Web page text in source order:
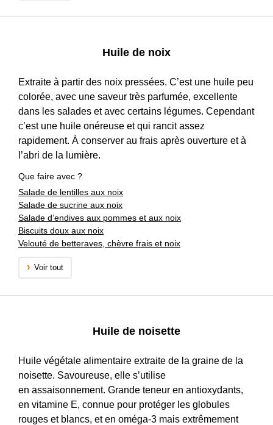
Huile de noix
Extraite à partir des noix pressées. C’est une huile peu
colorée, avec une saveur très parfumée, excellente
dans les salades et avec certains légumes. Cependant
c’est une huile onéreuse et qui rancit assez
rapidement. À conserver au frais après ouverture et à
l’abri de la lumière.
Que faire avec ?
Salade de lentilles aux noix
Salade de sucrine aux noix
Salade d’endives aux pommes et aux noix
Biscuits doux aux noix
Velouté de betteraves, chèvre frais et noix
Voir tout
Huile de noisette
Huile végétale alimentaire extraite de la graine de la
noisette. Savoureuse, elle s’utilise
en assaisonnement. Grande teneur en antioxydants,
en vitamine E, connue pour protéger les globules
rouges et blancs, et en oméga-3 mais extrêmement